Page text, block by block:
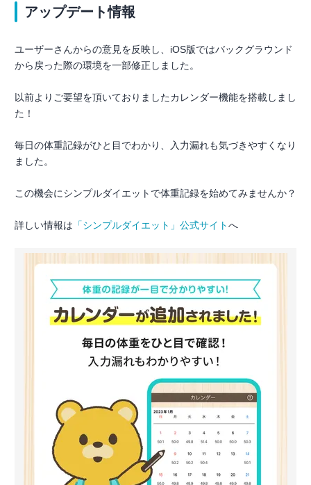
アップデート情報
ユーザーさんからの意見を反映し、iOS版ではバックグラウンド
から戻った際の環境を一部修正しました。
以前よりご要望を頂いておりましたカレンダー機能を搭載しまし
た！
毎日の体重記録がひと目でわかり、入力漏れも気づきやすくなり
ました。
この機会にシンプルダイエットで体重記録を始めてみませんか？
詳しい情報は 「シンプルダイエット」公式サイトへ